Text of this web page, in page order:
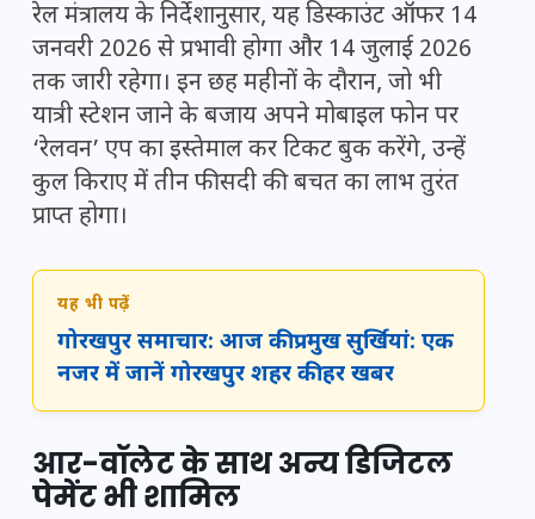
रेल मंत्रालय के निर्देशानुसार, यह डिस्काउंट ऑफर 14
जनवरी 2026 से प्रभावी होगा और 14 जुलाई 2026
तक जारी रहेगा। इन छह महीनों के दौरान, जो भी
यात्री स्टेशन जाने के बजाय अपने मोबाइल फोन पर
‘रेलवन’ एप का इस्तेमाल कर टिकट बुक करेंगे, उन्हें
कुल किराए में तीन फीसदी की बचत का लाभ तुरंत
प्राप्त होगा।
यह भी पढ़ें
गोरखपुर समाचार: आज की प्रमुख सुर्खियां: एक
नजर में जानें गोरखपुर शहर की हर खबर
आर-वॉलेट के साथ अन्य डिजिटल
पेमेंट भी शामिल